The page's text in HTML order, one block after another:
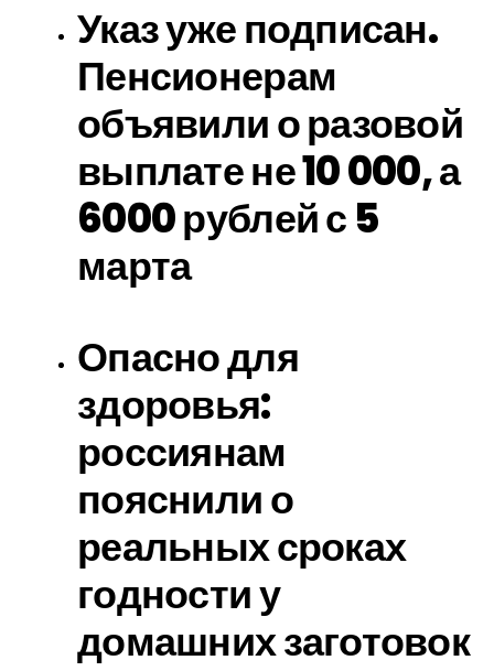
Указ уже подписан.
Пенсионерам
объявили о разовой
выплате не 10 000, а
6000 рублей с 5
марта
Опасно для
здоровья:
россиянам
пояснили о
реальных сроках
годности у
домашних заготовок